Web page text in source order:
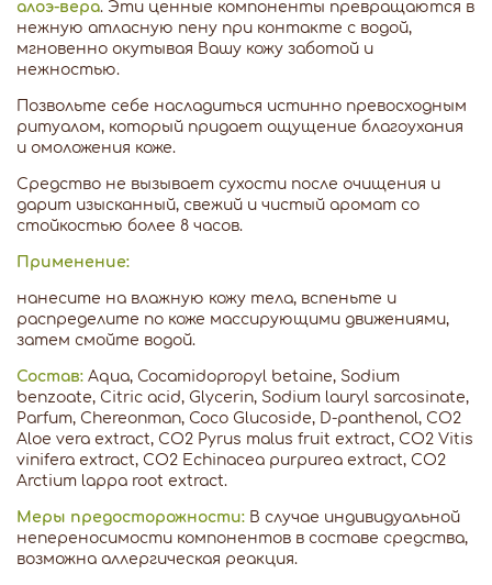
алоэ-вера. Эти ценные компоненты превращаются в
нежную атласную пену при контакте с водой,
мгновенно окутывая Вашу кожу заботой и
нежностью.
Позвольте себе насладиться истинно превосходным
ритуалом, который придает ощущение благоухания
и омоложения коже.
Средство не вызывает сухости после очищения и
дарит изысканный, свежий и чистый аромат со
стойкостью более 8 часов.
Применение:
нанесите на влажную кожу тела, вспеньте и
распределите по коже массирующими движениями,
затем смойте водой.
Состав: Aqua, Coсamidopropyl betaine, Sodium
benzoate, Citric acid, Glycerin, Sodium lauryl sarcosinate,
Parfum, Chereonman, Coco Glucoside, D-panthenol, СО2
Aloe vera extract, СО2 Pyrus malus fruit extract, СО2 Vitis
vinifera extract, СО2 Echinacea purpurea extract, СО2
Аrctium lappa root extract.
Меры предосторожности: В случае индивидуальной
непереносимости компонентов в составе средства,
возможна аллергическая реакция.